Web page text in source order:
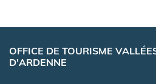
OFFICE DE TOURISME
D'ARDENNE